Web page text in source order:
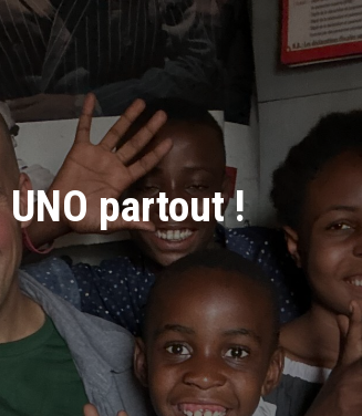
UNO partout !